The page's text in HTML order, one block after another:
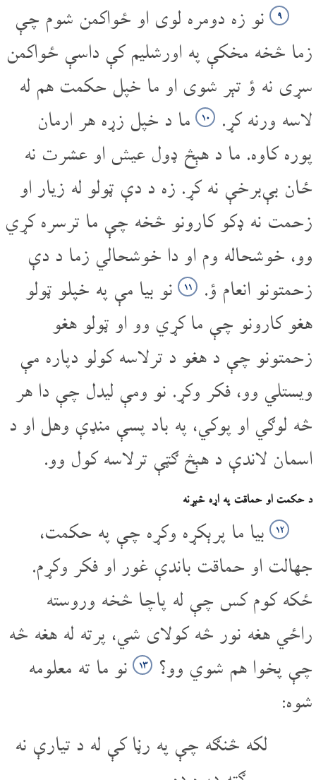
۹ نو زه دومره لوی او ځواکمن شوم چې
زما څخه مخکې په اورشلیم کې داسې ځواکمن
سړی نه ؤ تېر شوی او ما خپل حکمت هم له
لاسه ورنه کړ.
۱۰ ما د خپل زړه هر ارمان
پوره کاوه. ما د هېڅ ډول عیش او عشرت نه
ځان بې‌برخې نه کړ. زه د دې ټولو له زیار او
زحمت نه ډکو کارونو څخه چې ما تر‌سره کړي
وو، خوشحاله وم او دا خوشحالي زما د دې
زحمتونو انعام ؤ.
۱۱ نو بیا مې په خپلو ټولو
هغو کارونو چې ما کړي وو او ټولو هغو
زحمتونو چې د هغو د تر‌لاسه کولو دپاره مې
ویستلي وو، فکر وکړ. نو ومې لیدل چې دا هر
څه لوګي او پوکي، په باد پسې منډې وهل او د
اسمان لاندې د هېڅ ګټې تر‌لاسه کول وو.
د حکمت او حماقت په اړه څېړنه
۱۲ بیا ما پرېکړه وکړه چې په حکمت،
جهالت او حماقت باندې غور او فکر وکړم.
ځکه کوم کس چې له پاچا څخه وروسته
راځي هغه نور څه کولای شي، پرته له هغه څه
چې پخوا هم شوي وو؟
۱۳ نو ما ته معلومه
شوه:
لکه څنګه چې په رڼا کې له د تیارې نه